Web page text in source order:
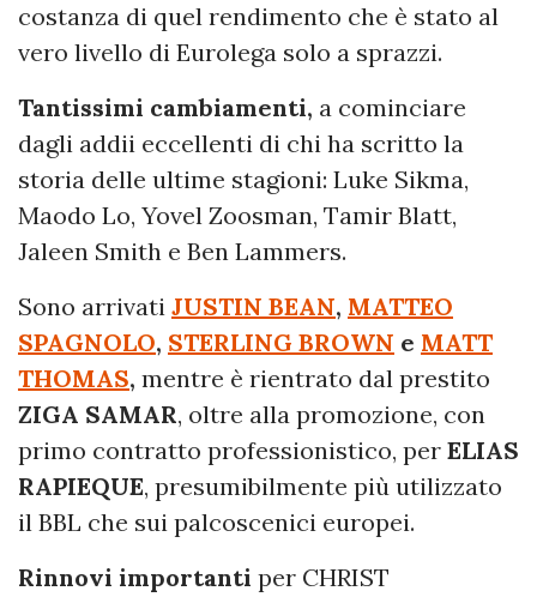
costanza di quel rendimento che è stato al
vero livello di Eurolega solo a sprazzi.
Tantissimi cambiamenti, a cominciare
dagli addii eccellenti di chi ha scritto la
storia delle ultime stagioni: Luke Sikma,
Maodo Lo, Yovel Zoosman, Tamir Blatt,
Jaleen Smith e Ben Lammers.
Sono arrivati JUSTIN BEAN, MATTEO
SPAGNOLO, STERLING BROWN e MATT
THOMAS, mentre è rientrato dal prestito
ZIGA SAMAR, oltre alla promozione, con
primo contratto professionistico, per ELIAS
RAPIEQUE, presumibilmente più utilizzato
il BBL che sui palcoscenici europei.
Rinnovi importanti per CHRIST